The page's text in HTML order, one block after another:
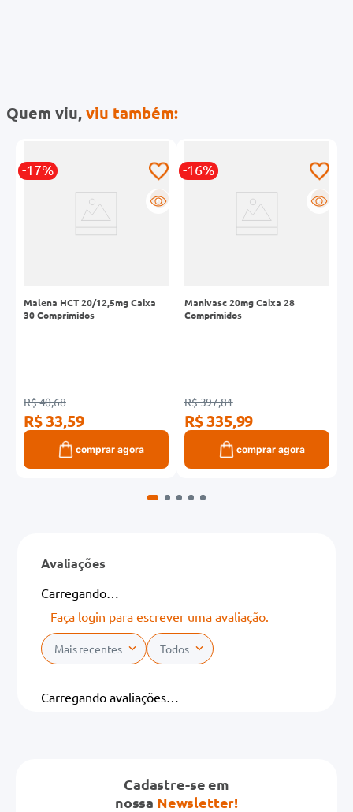
Quem viu,viu também:
-17%
R
Malena HCT 20/12,5mg Caixa
30 Comprimidos
R$ 40,68
R$ 33,59
comprar agora
-16%
R
Manivasc 20mg Caixa 28
Comprimidos
R$ 397,81
R$ 335,99
comprar agora
Avaliações
Carregando…
Faça login para escrever uma avaliação.
Mais recentes Todos
Carregando avaliações…
Cadastre-se em
nossa Newsletter!